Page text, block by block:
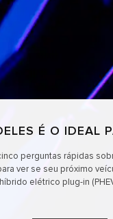
É O IDEAL
perguntas rápidas
ver se seu próximo
elétrico plug-in